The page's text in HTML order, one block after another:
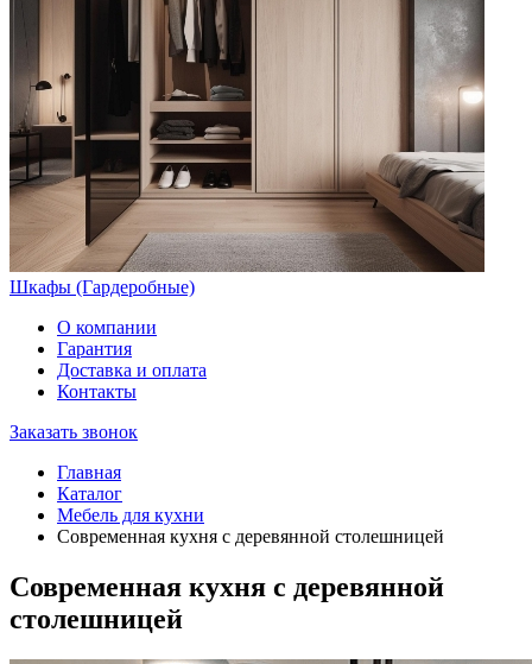
Шкафы (Гардеробные)
О компании
Гарантия
Доставка и оплата
Контакты
Заказать звонок
Главная
Каталог
Мебель для кухни
Современная кухня с деревянной столешницей
Современная кухня с деревянной
столешницей